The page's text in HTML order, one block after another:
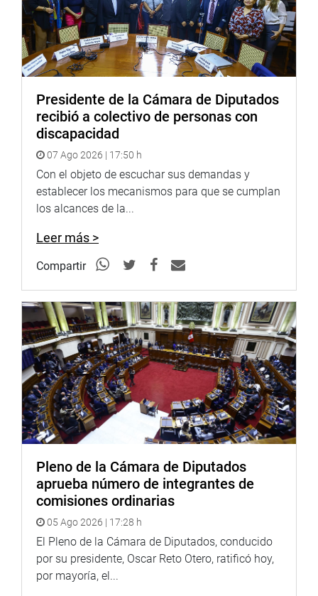
la República y ahora se les brinda el lugar que cada uno
de ustedes merece”, acotó Armando Jara.
El evento culminó con la entrega de un diploma de
reconocimiento a diversos agentes que han destacado
Participaron también, los alcaldes de Los Olivos y Breña,
Luis Felipe Castillo Oliva y Luis de la Mata,
respectivamente, junto a la teniente alcaldesa de La
Punta, Marisol Gabilondo.
OFICINA DE COMUNICACIONES E IMAGEN
Presidente de la Cámara de Diputados
recibió a colectivo de personas con
discapacidad
07 Ago 2026 | 17:50 h
Con el objeto de escuchar sus demandas y
establecer los mecanismos para que se cumplan
los alcances de la...
Leer más >
Compartir
Pleno de la Cámara de Diputados
aprueba número de integrantes de
comisiones ordinarias
05 Ago 2026 | 17:28 h
El Pleno de la Cámara de Diputados, conducido
por su presidente, Oscar Reto Otero, ratificó hoy,
por mayoría, el...